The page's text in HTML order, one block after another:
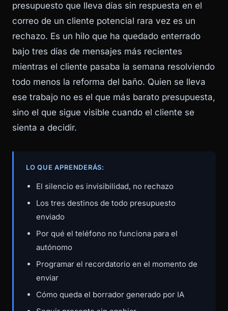
presupuesto que lleva días sin respuesta en el
correo de un cliente potencial rara vez es un
rechazo. Es un hilo que ha quedado enterrado
bajo tres días de mensajes más recientes
mientras el cliente pasaba la semana resolviendo
todo menos la reforma del baño. Quien se lleva
ese trabajo no es el que más barato presupuesta,
sino el que sigue visible cuando el cliente se
sienta a decidir.
LO QUE APRENDERÁS:
El silencio es invisibilidad, no rechazo
Los tres destinos de todo presupuesto
enviado
Por qué el teléfono no funciona para el
autónomo
Programar el recordatorio en el momento de
enviar
Cómo queda el borrador generado por IA